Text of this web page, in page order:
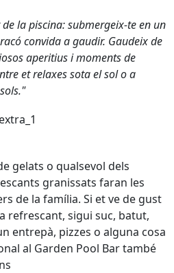
la piscina: submergeix-te en un
convida a gaudir. Gaudeix de
aperitius i moments de
et relaxes sota el sol o a
gelats o qualsevol dels
granissats faran les
de la família. Si et ve de gust
refrescant, sigui suc, batut,
entrepà, pizzes o alguna cosa
al Garden Pool Bar també